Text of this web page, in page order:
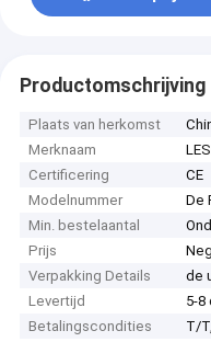
Productomschrijving
Plaats van herkomst
Merknaam
Certificering
CE
Modelnummer
De
Min. bestelaantal
Prijs
Verpakking Details
de
Levertijd
5-8
Betalingscondities
T/